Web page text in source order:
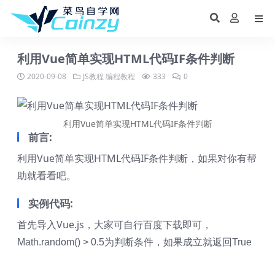
利用Vue简单实现HTML代码IF条件判断
2020-09-08 JS教程 编程教程 333 0
利用Vue简单实现HTML代码IF条件判断
前言:
利用Vue简单实现HTML代码IF条件判断，如果对你有帮
助就看看吧。
实例代码:
首先导入Vue.js，大家可自行百度下载即可，
Math.random() > 0.5为判断条件，如果成立就返回True